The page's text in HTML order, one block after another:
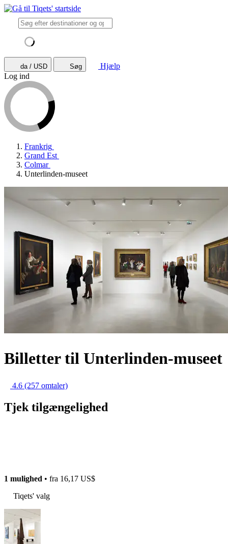
da / USD Søg
Hjælp
Log ind
Frankrig
Grand Est
Colmar
Unterlinden-museet
Billetter til Unterlinden-museet
4.6 (257 omtaler)
Tjek tilgængelighed
1 mulighed • fra 16,17 US$
Tiqets' valg